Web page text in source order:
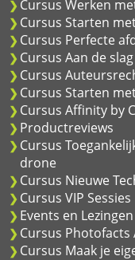
Cursus Werken
Cursus Starten
Cursus Perfecte
Cursus Aan de
Cursus
Cursus Starten
Cursus Affinity by
Productreviews
Cursus
drone
Cursus Nieuwe
Cursus VIP Sessies
Events en Lezingen
Cursus Photofacts
Cursus Maak je